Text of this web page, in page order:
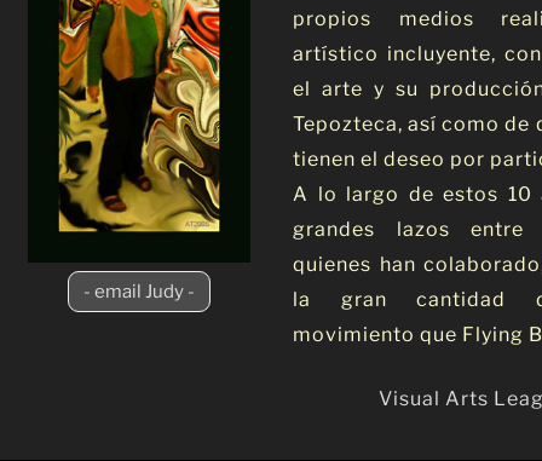
- email Judy -
propios medios
artístico incluyente,
el arte y su
Tepozteca, así como de
tienen el deseo por
A lo largo de estos 10
grandes lazos
quienes han
la gran cantidad
movimiento que Flying
Visual Arts